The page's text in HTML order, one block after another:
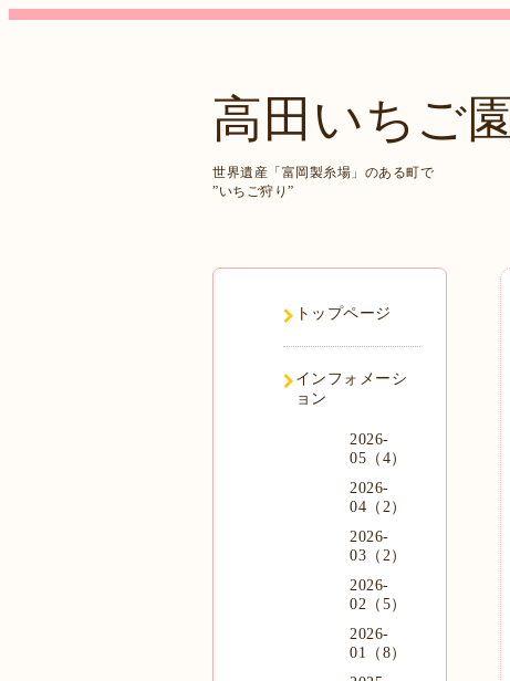
高田いちご園
世界遺産「富岡製糸場」のある町で
”いちご狩り”
トップページ
インフォメーシ
ョン
2026-
05（4）
2026-
04（2）
2026-
03（2）
2026-
02（5）
2026-
01（8）